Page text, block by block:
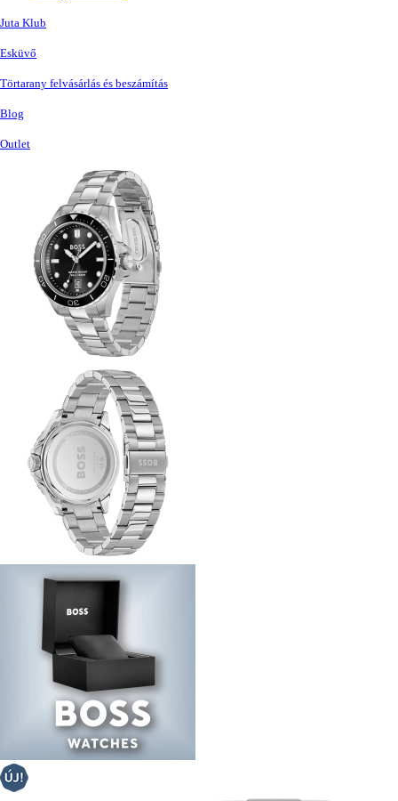
Juta Klub
Esküvő
Törtarany felvásárlás és beszámítás
Blog
Outlet